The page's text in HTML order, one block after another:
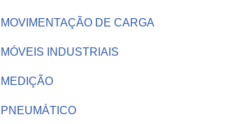
MOVIMENTAÇÃO DE CARGA
MÓVEIS INDUSTRIAIS
MEDIÇÃO
PNEUMÁTICO